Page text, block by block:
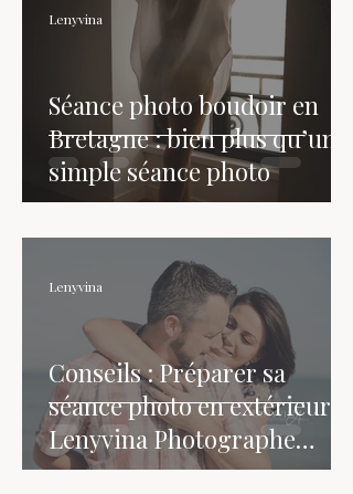
Séance photo boudoir en
Bretagne : bien plus qu’une
simple séance photo
Lenyvina
Conseils : Préparer sa
séance photo en extérieur |
Lenyvina Photographe
Bretagne
Lenyvina